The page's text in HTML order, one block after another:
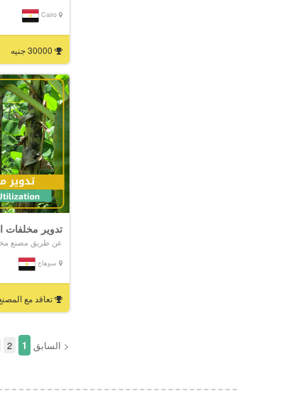
Cairo
30000 جنيه
تدوير مخلفات
عن طريق مصنع
سوهاج
تعاقد مع
< السابق 1
2